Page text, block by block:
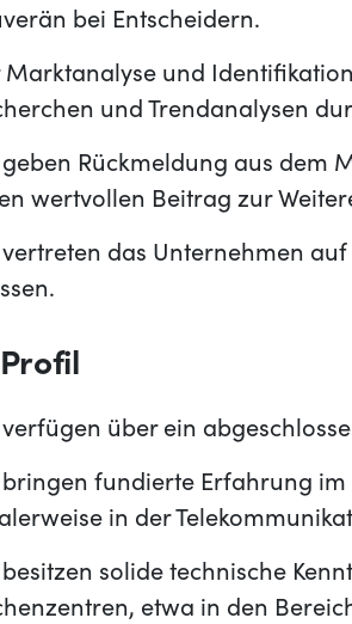
bei Entscheidern.
Marktanalyse und
und Trendanalysen
geben Rückmeldung aus dem
wertvollen Beitrag zur
vertreten das Unternehmen
verfügen über ein
bringen fundierte Erfahrung
in der
besitzen solide technische
etwa in den